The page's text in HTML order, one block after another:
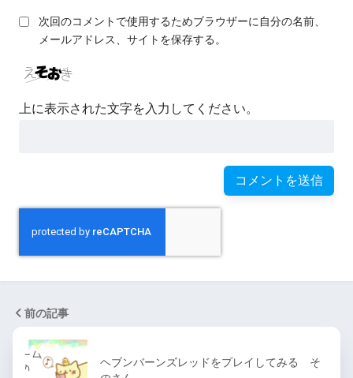
次回のコメントで使用するためブラウザーに自分の名前、
メールアドレス、サイトを保存する。
上に表示された文字を入力してください。
前の記事
ヘブンバーンズレッドをプレイしてみる そ